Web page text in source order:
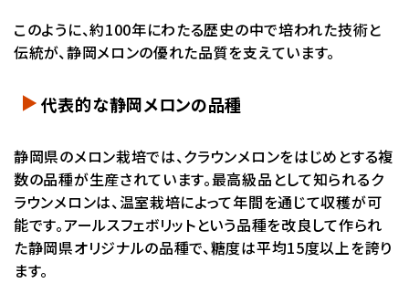
このように、約100年にわたる歴史の中で培われた技術と
伝統が、静岡メロンの優れた品質を支えています。
代表的な静岡メロンの品種
静岡県のメロン栽培では、クラウンメロンをはじめとする複
数の品種が生産されています。最高級品として知られるク
ラウンメロンは、温室栽培によって年間を通じて収穫が可
能です。アールスフェボリットという品種を改良して作られ
た静岡県オリジナルの品種で、糖度は平均15度以上を誇り
ます。